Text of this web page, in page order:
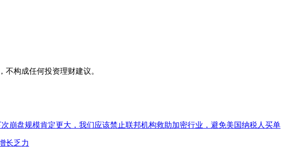
构成任何投资理财建议。
崩盘规模肯定更大，我们应该禁止联邦机构救助加密行业，避免美国纳税人买单
长乏力